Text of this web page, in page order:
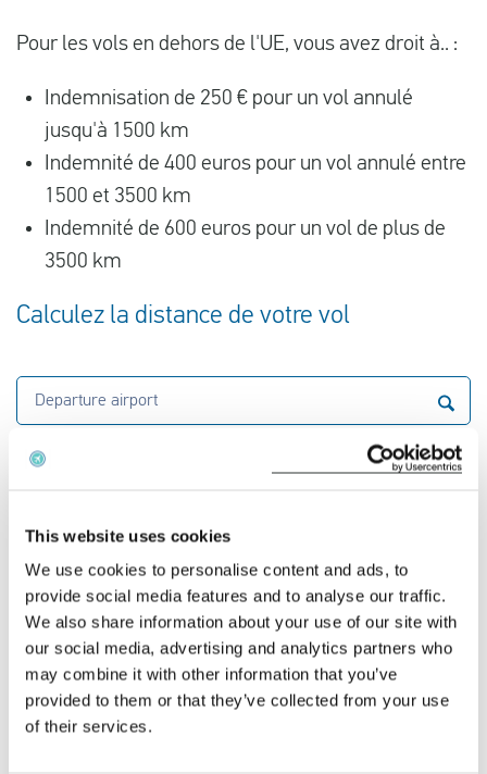
This website uses cookies
We use cookies to personalise content and ads, to
provide social media features and to analyse our traffic.
We also share information about your use of our site with
our social media, advertising and analytics partners who
may combine it with other information that you’ve
provided to them or that they’ve collected from your use
of their services.
Pour les vols en dehors de l'UE, vous avez droit à.. :
Indemnisation de 250 € pour un vol annulé
jusqu'à 1500 km
Indemnité de 400 euros pour un vol annulé entre
1500 et 3500 km
Indemnité de 600 euros pour un vol de plus de
3500 km
Calculez la distance de votre vol
Departure airport
Calculate the distance
Quel est le montant de l'indemnité que Norwegian
Air International devra vous verser ?
Si votre vol annulé est couvert par le règlement
261/2004 et que vous avez droit à une